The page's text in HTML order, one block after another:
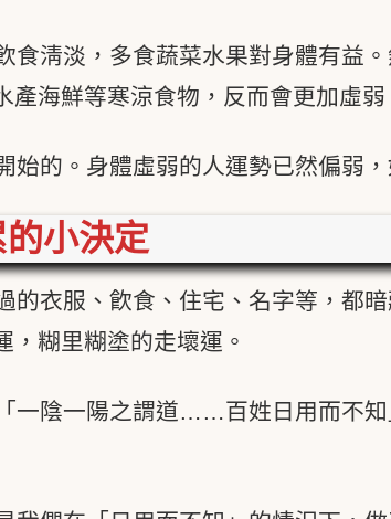
食淸淡，多食蔬菜水果對身體有益
產海鮮等寒涼食物，反而會更加虛
始的。身體虛弱的人運勢已然偏弱
小決定
的衣服、飮食、住宅、名字等，都
，糊里糊塗的走壞運。
一陰一陽之謂道……百姓日用而不